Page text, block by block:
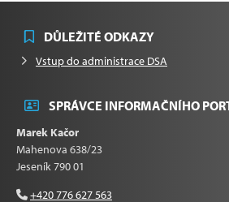
DŮLEŽITÉ ODKAZY
Vstup do administrace DSA
SPRÁVCE INFORMAČNÍHO
Marek Kačor
Mahenova 638/23
Jeseník 790 01
+420 776 627 563